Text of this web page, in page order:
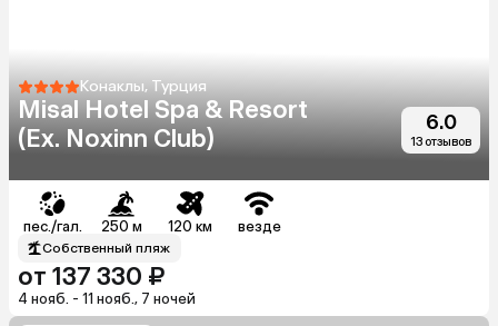
Конаклы, Турция
Misal Hotel Spa & Resort
(Ex. Noxinn Club)
6.0
13 отзывов
пес./гал. 250 м 120 км везде
Собственный пляж
от 137 330 ₽
4 нояб. - 11 нояб., 7 ночей